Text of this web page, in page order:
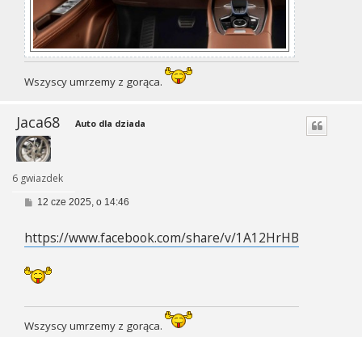
Wszyscy umrzemy z gorąca.
Jaca68
6 gwiazdek
Auto dla dziada
P
t
12 cze 2025, o 14:46
https://www.facebook.com/share/v/1A12HrHByR/
Wszyscy umrzemy z gorąca.